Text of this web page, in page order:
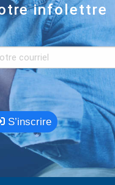
infolettre
S’inscrire